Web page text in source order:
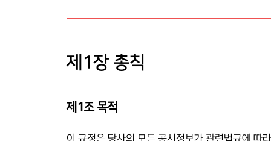
제1장 총칙
제1조 목적
이 규정은 당사의 모든 공시정보가 관련법규에 따